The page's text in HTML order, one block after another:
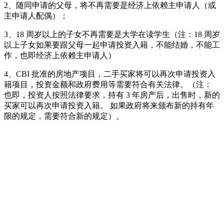
2、随同申请的父母，将不再需要是经济上依赖主申请人（或
主申请人配偶）；
3、18 周岁以上的子女不再需要是大学在读学生（注：18 周岁
以上子女如果要跟父母一起申请投资入籍，不能结婚，不能工
作，也即经济上依赖主申请人）
4、CBI 批准的房地产项目，二手买家将可以再次申请投资入
籍项目，投资金额和政府费用等需要符合有关法律。（注：
也即，投资人按照法律要求，持有 3 年房产后，出售时，新的
买家可以再次申请投资入籍。 如果政府将来颁布新的持有年
限的规定，需要符合新的规定）。